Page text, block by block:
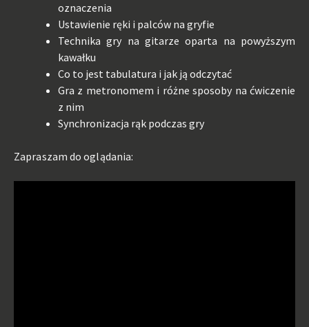
oznaczenia
Ustawienie ręki i palców na gryfie
Technika gry na gitarze oparta na powyższym
kawałku
Co to jest tabulatura i jak ją odczytać
Gra z metronomem i różne sposoby na ćwiczenie
z nim
Synchronizacja rąk podczas gry
Zapraszam do oglądania: